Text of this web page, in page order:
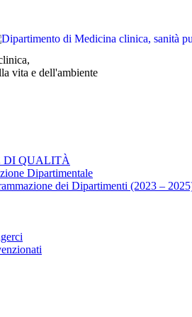
vita e dell'ambiente
DI QUALITÀ
Dipartimentale
dei Dipartimenti (2023 –